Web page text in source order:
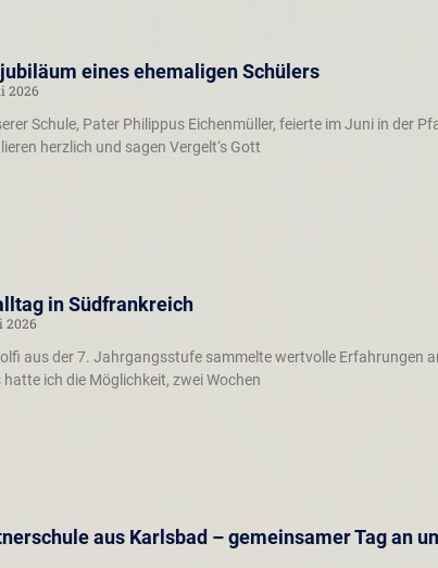
eines ehemaligen Schülers
2026
Schule, Pater Philippus Eichenmüller, feierte im Juni in der
herzlich und sagen Vergelt‘s Gott
in Südfrankreich
2026
aus der 7. Jahrgangsstufe sammelte wertvolle Erfahrungen
ich die Möglichkeit, zwei Wochen
aus Karlsbad – gemeinsamer Tag an